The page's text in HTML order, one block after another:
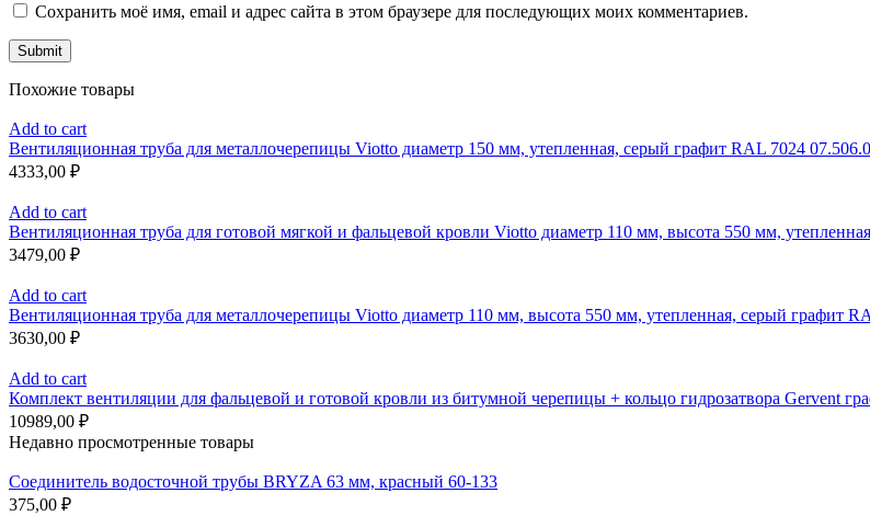
Сохранить моё имя, email и адрес сайта в этом браузере для последующих моих комментариев.
Похожие товары
Add to cart
Вентиляционная труба для металлочерепицы Viotto диаметр 150 мм, утепленная, серый графит RAL 7024
4333,00 ₽
Add to cart
Вентиляционная труба для готовой мягкой и фальцевой кровли Viotto диаметр 110 мм, высота 550 мм,
3479,00 ₽
Add to cart
Вентиляционная труба для металлочерепицы Viotto диаметр 110 мм, высота 550 мм, утепленная, серый графит
3630,00 ₽
Add to cart
Комплект вентиляции для фальцевой и готовой кровли из битумной черепицы + кольцо гидрозатвора Gervent
10989,00 ₽
Недавно просмотренные товары
Соединитель водосточной трубы BRYZA 63 мм, краcный 60-133
375,00 ₽